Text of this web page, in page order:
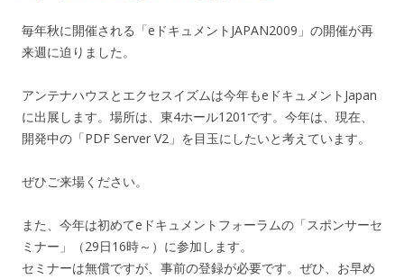
毎年秋に開催される「eドキュメントJAPAN2009」の開催が再
来週に迫りました。
アンテナハウスとエクセスイズムは今年もeドキュメントJapan
に出展します。場所は、東4ホール1201です。今年は、現在、
開発中の「PDF Server V2」を目玉にしたいと考えています。
ぜひご来場ください。
また、今年は初めてeドキュメントフォーラムの「スポンサーセ
ミナー」（29日16時～）に参加します。
セミナーは無償ですが、事前の登録が必要です。ぜひ、お早め